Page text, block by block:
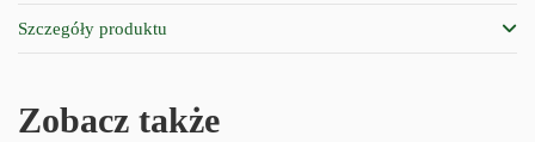
Szczegóły produktu
Zobacz także